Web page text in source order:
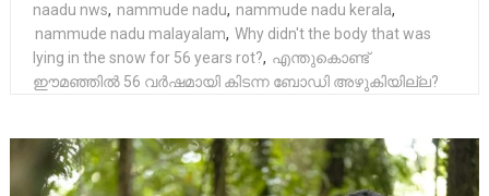
naadu nws, nammude nadu, nammude nadu kerala,
nammude nadu malayalam, Why didn't the body that was
lying in the snow for 56 years rot?, എന്തുകൊണ്ട്
ഈമഞ്ഞില്‍ 56 വര്‍ഷമായി കിടന്ന ബോഡി അഴുകിയില്ല?